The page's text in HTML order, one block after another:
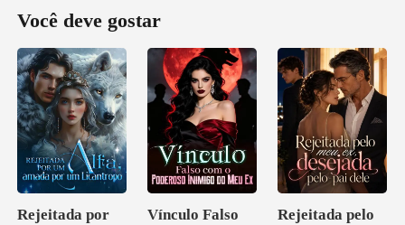
Você deve gostar
Rejeitada por
Vínculo Falso
Rejeitada pelo